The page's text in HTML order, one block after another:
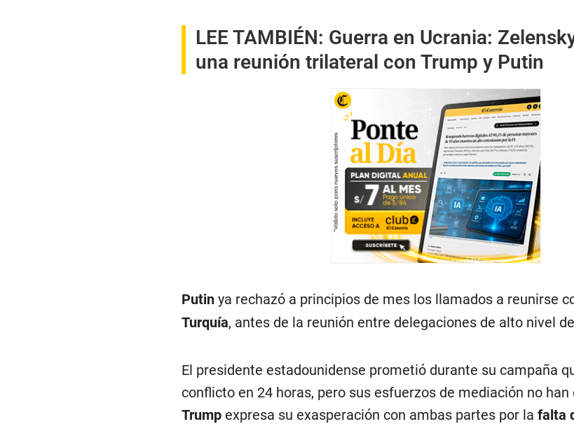
LEE TAMBIÉN: Guerra en Ucrania:
una reunión trilateral con Trump y Putin
Putin ya rechazó a principios de mes los llamados a reunirse
Turquía, antes de la reunión entre delegaciones de alto nivel de
El presidente estadounidense prometió durante su campaña
conflicto en 24 horas, pero sus esfuerzos de mediación no
Trump expresa su exasperación con ambas partes por la falta